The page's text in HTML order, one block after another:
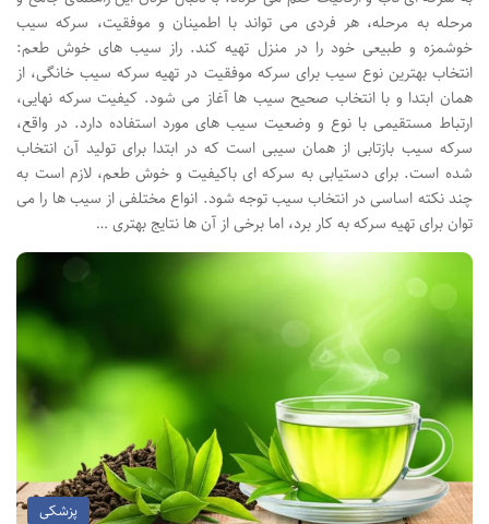
مرحله به مرحله، هر فردی می تواند با اطمینان و موفقیت، سرکه سیب
خوشمزه و طبیعی خود را در منزل تهیه کند. راز سیب های خوش طعم:
انتخاب بهترین نوع سیب برای سرکه موفقیت در تهیه سرکه سیب خانگی، از
همان ابتدا و با انتخاب صحیح سیب ها آغاز می شود. کیفیت سرکه نهایی،
ارتباط مستقیمی با نوع و وضعیت سیب های مورد استفاده دارد. در واقع،
سرکه سیب بازتابی از همان سیبی است که در ابتدا برای تولید آن انتخاب
شده است. برای دستیابی به سرکه ای باکیفیت و خوش طعم، لازم است به
چند نکته اساسی در انتخاب سیب توجه شود. انواع مختلفی از سیب ها را می
توان برای تهیه سرکه به کار برد، اما برخی از آن ها نتایج بهتری …
پزشکی